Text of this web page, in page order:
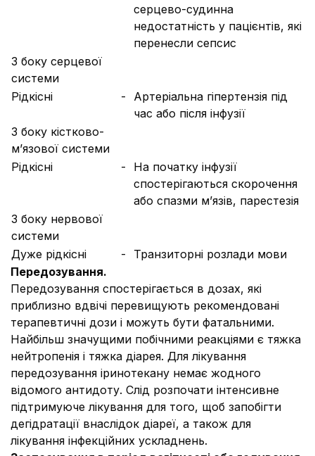
серцево-судинна
недостатність у пацієнтів, які
перенесли сепсис
З боку серцевої
системи
Рідкісні
-
Артеріальна гіпертензія під
час або після інфузії
З боку кістково-
м’язової системи
Рідкісні
-
На початку інфузії
спостерігаються скорочення
або спазми м’язів, парестезія
З боку нервової
системи
Дуже рідкісні
-
Транзиторні розлади мови
Передозування.
Передозування спостерігається в дозах, які
приблизно вдвічі перевищують рекомендовані
терапевтичні дози і можуть бути фатальними.
Найбільш значущими побічними реакціями є тяжка
нейтропенія і тяжка діарея. Для лікування
передозування іринотекану немає жодного
відомого антидоту. Слід розпочати інтенсивне
підтримуюче лікування для того, щоб запобігти
дегідратації внаслідок діареї, а також для
лікування інфекційних ускладнень.